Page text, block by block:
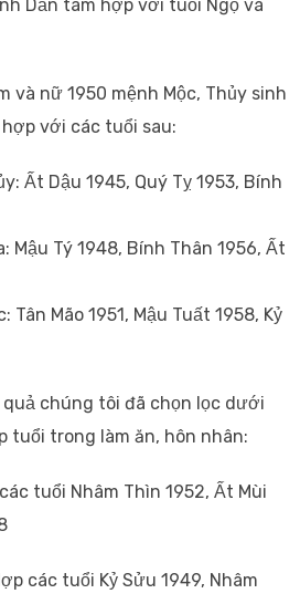
Dần tam hợp với tuổi Ngọ và
và nữ 1950 mệnh Mộc, Thủy sinh
hợp với các tuổi sau:
Ất Dậu 1945, Quý Tỵ 1953, Bính
Mậu Tý 1948, Bính Thân 1956, Ất
Tân Mão 1951, Mậu Tuất 1958, Kỷ
chúng tôi đã chọn lọc dưới
tuổi trong làm ăn, hôn nhân:
tuổi Nhâm Thìn 1952, Ất Mùi
các tuổi Kỷ Sửu 1949, Nhâm